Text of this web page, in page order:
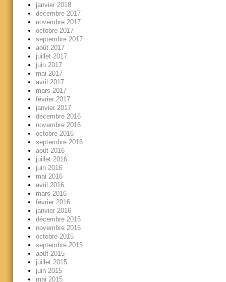
janvier 2018
décembre 2017
novembre 2017
octobre 2017
septembre 2017
août 2017
juillet 2017
juin 2017
mai 2017
avril 2017
mars 2017
février 2017
janvier 2017
décembre 2016
novembre 2016
octobre 2016
septembre 2016
août 2016
juillet 2016
juin 2016
mai 2016
avril 2016
mars 2016
février 2016
janvier 2016
décembre 2015
novembre 2015
octobre 2015
septembre 2015
août 2015
juillet 2015
juin 2015
mai 2015